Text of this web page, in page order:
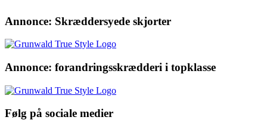
Annonce: Skræddersyede skjorter
Annonce: forandringsskrædderi i topklasse
Følg på sociale medier